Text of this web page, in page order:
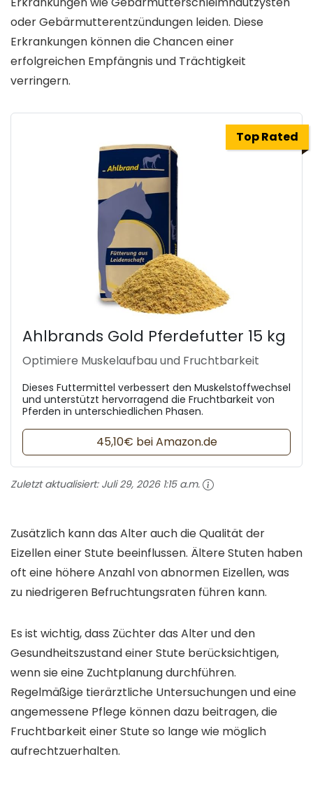
oder Gebärmutterentzündungen leiden. Diese
Erkrankungen können die Chancen einer
erfolgreichen Empfängnis und Trächtigkeit
verringern.
Top Rated
Ahlbrands Gold Pferdefutter 15 kg
Optimiere Muskelaufbau und Fruchtbarkeit
Dieses Futtermittel verbessert den Muskelstoffwechsel
und unterstützt hervorragend die Fruchtbarkeit von
Pferden in unterschiedlichen Phasen.
45,10€ bei Amazon.de
Zuletzt aktualisiert: Juli 29, 2026 1:15 a.m.
Zusätzlich kann das Alter auch die Qualität der
Eizellen einer Stute beeinflussen. Ältere Stuten haben
oft eine höhere Anzahl von abnormen Eizellen, was
zu niedrigeren Befruchtungsraten führen kann.
Es ist wichtig, dass Züchter das Alter und den
Gesundheitszustand einer Stute berücksichtigen,
wenn sie eine Zuchtplanung durchführen.
Regelmäßige tierärztliche Untersuchungen und eine
angemessene Pflege können dazu beitragen, die
Fruchtbarkeit einer Stute so lange wie möglich
aufrechtzuerhalten.